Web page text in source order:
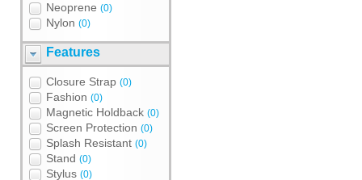
Neoprene (0)
Nylon (0)
Features
Closure Strap (0)
Fashion (0)
Magnetic Holdback (0)
Screen Protection (0)
Splash Resistant (0)
Stand (0)
Stylus (0)